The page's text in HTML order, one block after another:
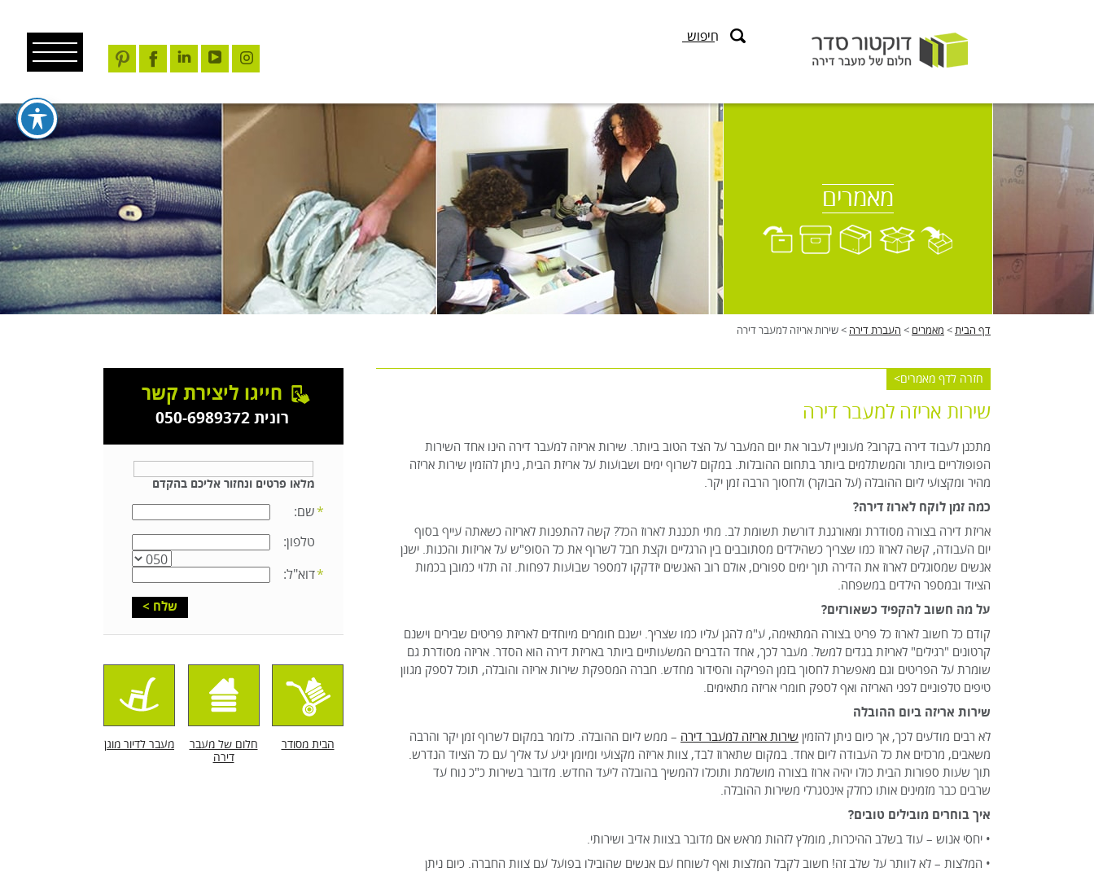
מאמרים
דף הבית> מאמרים > העברת דירה >שירות אריזה למעבר דירה
חזרה לדף מאמרים
שירות אריזה למעבר דירה
מתכנן לעבוד דירה בקרוב? מעוניין לעבור את יום המעבר על הצד הטוב ביותר. שירות אריזה למעבר דירה הינו אחד השירות
הפופולריים ביותר והמשתלמים ביותר בתחום ההובלות. במקום לשרוף ימים ושבועות על אריזת הבית, ניתן להזמין שירות אריזה
מהיר ומקצועי ליום ההובלה (על הבוקר) ולחסוך הרבה זמן יקר.
כמה זמן לוקח לארוז דירה?
אריזת דירה בצורה מסודרת ומאורגנת דורשת תשומת לב. מתי תכננת לארוז הכל? קשה להתפנות לאריזה כשאתה עייף בסוף
יום העבודה, קשה לארוז כמו שצריך כשהילדים מסתובבים בין הרגליים וקצת חבל לשרוף את כל הסופ"ש על אריזות והכנות. ישנן
אנשים שמסוגלים לארוז את הדירה תוך ימים ספורים, אולם רוב האנשים יזדקקו למספר שבועות לפחות. זה תלוי כמובן בכמות
הציוד ובמספר הילדים במשפחה.
על מה חשוב להקפיד כשאורזים?
קודם כל חשוב לארוז כל פריט בצורה המתאימה, ע"מ להגן עליו כמו שצריך. ישנם חומרים מיוחדים לאריזת פריטים שבירים וישנם
קרטונים "רגילים" לאריזת בגדים למשל. מעבר לכך, אחד הדברים המשעותיים ביותר באריזת דירה הוא הסדר. אריזה מסודרת גם
שומרת על הפריטים וגם מאפשרת לחסוך בזמן הפריקה והסידור מחדש. חברה המספקת שירות אריזה והובלה, תוכל לספק מגוון
טיפים טלפוניים לפני האריזה ואף לספק חומרי אריזה מתאימים.
שירות אריזה ביום ההובלה
לא רבים מודעים לכך, אך כיום ניתן להזמין שירות אריזה למעבר דירה – ממש ליום ההובלה. כלומר במקום לשרוף זמן יקר והרבה
משאבים, מרכזים את כל העבודה ליום אחד. במקום שתארוז לבד, צוות אריזה מקצועי ומיומן יגיע עד אליך עם כל הציוד הנדרש.
תוך שעות ספורות הבית כולו יהיה ארוז בצורה מושלמת ותוכלו להמשיך בהובלה ליעד החדש. מדובר בשירות כ"כ נוח עד
שרבים כבר מזמינים אותו כחלק אינטגרלי משירות ההובלה.
איך בוחרים מובילים טובים?
• יחסי אנוש – עוד בשלב ההיכרות, מומלץ לזהות מראש אם מדובר בצוות אדיב ושירותי.
• המלצות – לא לוותר על שלב זה! חשוב לקבל המלצות ואף לשוחח עם אנשים שהובילו בפועל עם צוות החברה. כיום ניתן
חייגו ליצירת קשר
רונית 050-6989372
מלאו פרטים ונחזור אליכם בהקדם
שם:
טלפון:
דוא"ל:
הבית מסודר
חלום של מעבר
דירה
מעבר לדיור מוגן